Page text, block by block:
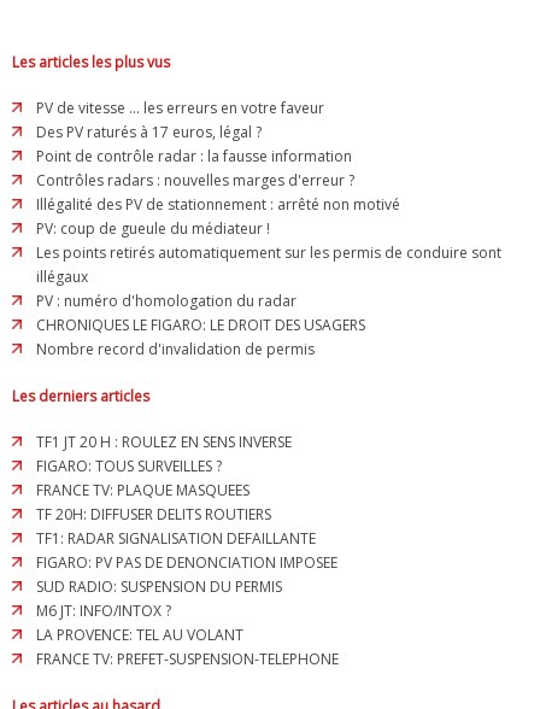
Les articles les plus vus
PV de vitesse ... les erreurs en votre faveur
Des PV raturés à 17 euros, légal ?
Point de contrôle radar : la fausse information
Contrôles radars : nouvelles marges d'erreur ?
Illégalité des PV de stationnement : arrêté non motivé
PV: coup de gueule du médiateur !
Les points retirés automatiquement sur les permis de conduire sont
illégaux
PV : numéro d'homologation du radar
CHRONIQUES LE FIGARO: LE DROIT DES USAGERS
Nombre record d'invalidation de permis
Les derniers articles
TF1 JT 20 H : ROULEZ EN SENS INVERSE
FIGARO: TOUS SURVEILLES ?
FRANCE TV: PLAQUE MASQUEES
TF 20H: DIFFUSER DELITS ROUTIERS
TF1: RADAR SIGNALISATION DEFAILLANTE
FIGARO: PV PAS DE DENONCIATION IMPOSEE
SUD RADIO: SUSPENSION DU PERMIS
M6 JT: INFO/INTOX ?
LA PROVENCE: TEL AU VOLANT
FRANCE TV: PREFET-SUSPENSION-TELEPHONE